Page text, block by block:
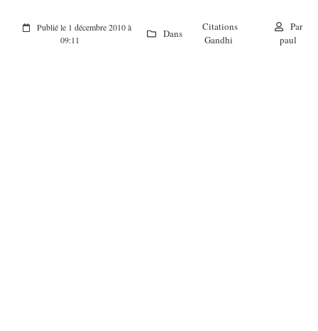
Publié le 1 décembre 2010 à
09:11
Dans
Citations
Gandhi
Par
paul